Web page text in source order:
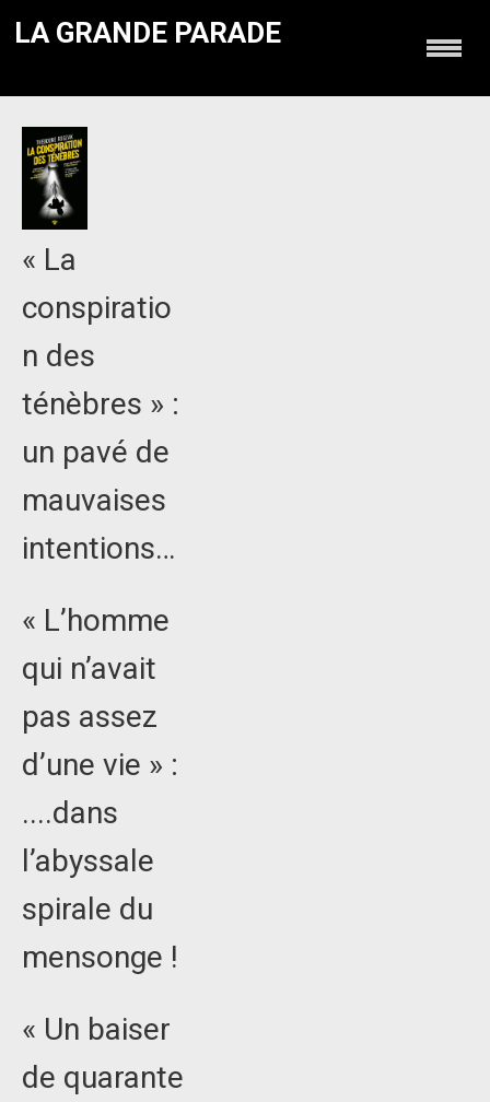
LA GRANDE PARADE
« La
conspiratio
n des
ténèbres » :
un pavé de
mauvaises
intentions…
« L’homme
qui n’avait
pas assez
d’une vie » :
....dans
l’abyssale
spirale du
mensonge !
« Un baiser
de quarante